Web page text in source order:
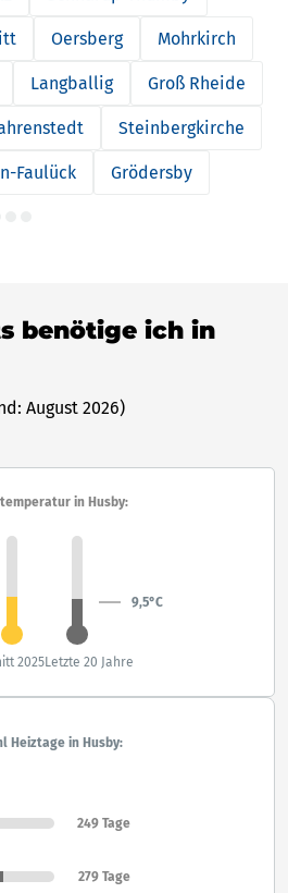
Oersberg Mohrkirch
Langballig Groß Rheide
Steinbergkirche
Faulück Grödersby
benötige ich in
August 2026)
in Husby:
9,5°C
2025Letzte 20 Jahre
Heiztage in Husby:
249 Tage
279 Tage